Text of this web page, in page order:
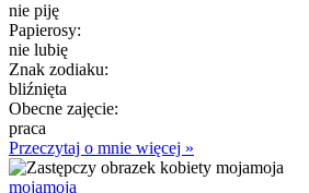
nie piję
Papierosy:
nie lubię
Znak zodiaku:
bliźnięta
Obecne zajęcie:
praca
Przeczytaj o mnie więcej »
mojamoja